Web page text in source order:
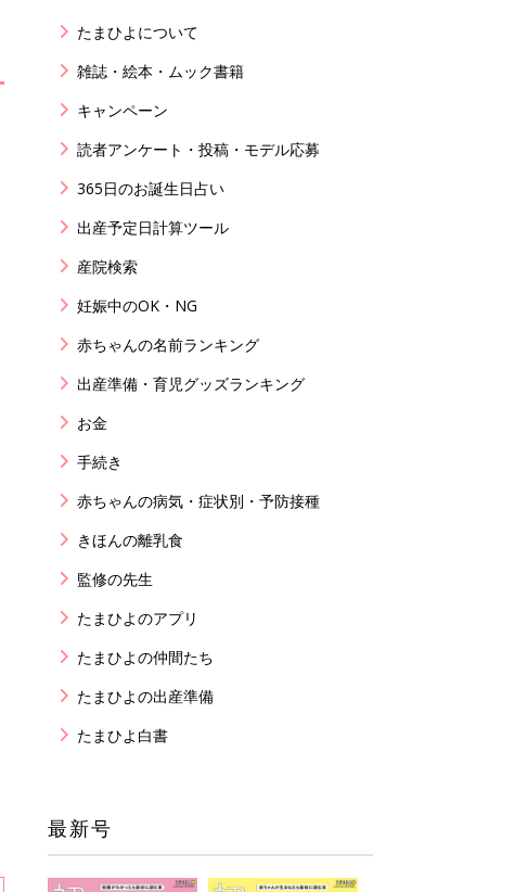
たまひよについて
雑誌・絵本・ムック書籍
キャンペーン
読者アンケート・投稿・モデル応募
365日のお誕生日占い
出産予定日計算ツール
産院検索
妊娠中のOK・NG
赤ちゃんの名前ランキング
出産準備・育児グッズランキング
お金
手続き
赤ちゃんの病気・症状別・予防接種
きほんの離乳食
監修の先生
たまひよのアプリ
たまひよの仲間たち
たまひよの出産準備
たまひよ白書
最新号